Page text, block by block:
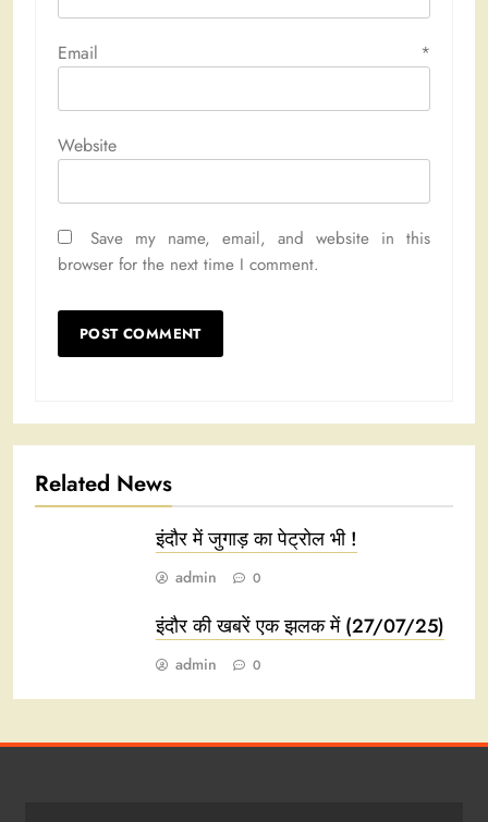
Email *
Website
Save my name, email, and website in this
browser for the next time I comment.
Related News
इंदौर में जुगाड़ का पेट्रोल भी !
admin 0
इंदौर की खबरें एक झलक में (27/07/25)
admin 0